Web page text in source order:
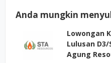
Anda mungkin
Lowongan
Lulusan D3/
Agung